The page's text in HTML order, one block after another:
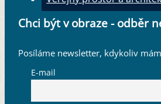
Chci být v obraze - odběr
Posíláme newsletter, kdykoliv
E-mail